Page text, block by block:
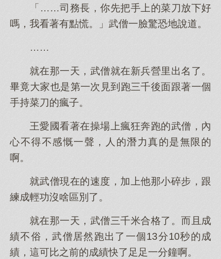
「……司務長，你先把手上的菜刀放下好
嗎，我看著有點慌。」武僧一臉驚恐地說道。
……
就在那一天，武僧就在新兵營里出名了。
畢竟大家也是第一次見到跑三千後面跟著一個
手持菜刀的瘋子。
王愛國看著在操場上瘋狂奔跑的武僧，內
心不得不感慨一聲，人的潛力真的是無限的
啊。
就武僧現在的速度，加上他那小碎步，跟
練成輕功沒啥區別了。
就在那一天，武僧三千米合格了。而且成
績不俗，武僧居然跑出了一個13分10秒的成
績，這可比之前的成績快了足足一分鐘啊。